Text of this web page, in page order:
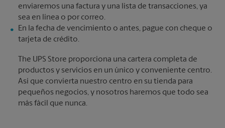
enviaremos una factura y una lista de transacciones, ya
sea en línea o por correo.
En la fecha de vencimiento o antes, pague con cheque o
tarjeta de crédito.
The UPS Store proporciona una cartera completa de
productos y servicios en un único y conveniente centro.
Así que convierta nuestro centro en su tienda para
pequeños negocios, y nosotros haremos que todo sea
más fácil que nunca.